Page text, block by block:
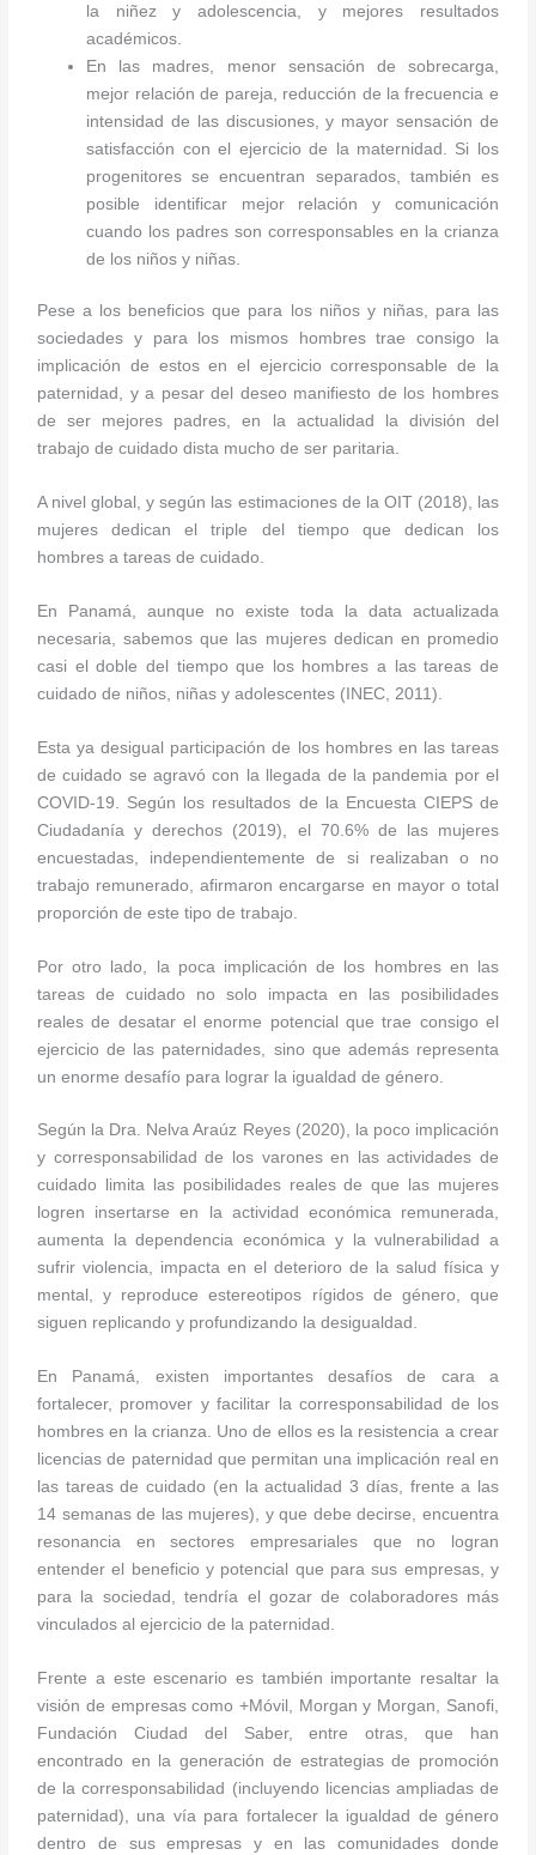
la niñez y adolescencia, y mejores resultados
académicos.
En las madres, menor sensación de sobrecarga,
mejor relación de pareja, reducción de la frecuencia e
intensidad de las discusiones, y mayor sensación de
satisfacción con el ejercicio de la maternidad. Si los
progenitores se encuentran separados, también es
posible identificar mejor relación y comunicación
cuando los padres son corresponsables en la crianza
de los niños y niñas.
Pese a los beneficios que para los niños y niñas, para las
sociedades y para los mismos hombres trae consigo la
implicación de estos en el ejercicio corresponsable de la
paternidad, y a pesar del deseo manifiesto de los hombres
de ser mejores padres, en la actualidad la división del
trabajo de cuidado dista mucho de ser paritaria.
A nivel global, y según las estimaciones de la OIT (2018), las
mujeres dedican el triple del tiempo que dedican los
hombres a tareas de cuidado.
En Panamá, aunque no existe toda la data actualizada
necesaria, sabemos que las mujeres dedican en promedio
casi el doble del tiempo que los hombres a las tareas de
cuidado de niños, niñas y adolescentes (INEC, 2011).
Esta ya desigual participación de los hombres en las tareas
de cuidado se agravó con la llegada de la pandemia por el
COVID-19. Según los resultados de la Encuesta CIEPS de
Ciudadanía y derechos (2019), el 70.6% de las mujeres
encuestadas, independientemente de si realizaban o no
trabajo remunerado, afirmaron encargarse en mayor o total
proporción de este tipo de trabajo.
Por otro lado, la poca implicación de los hombres en las
tareas de cuidado no solo impacta en las posibilidades
reales de desatar el enorme potencial que trae consigo el
ejercicio de las paternidades, sino que además representa
un enorme desafío para lograr la igualdad de género.
Según la Dra. Nelva Araúz Reyes (2020), la poco implicación
y corresponsabilidad de los varones en las actividades de
cuidado limita las posibilidades reales de que las mujeres
logren insertarse en la actividad económica remunerada,
aumenta la dependencia económica y la vulnerabilidad a
sufrir violencia, impacta en el deterioro de la salud física y
mental, y reproduce estereotipos rígidos de género, que
siguen replicando y profundizando la desigualdad.
En Panamá, existen importantes desafíos de cara a
fortalecer, promover y facilitar la corresponsabilidad de los
hombres en la crianza. Uno de ellos es la resistencia a crear
licencias de paternidad que permitan una implicación real en
las tareas de cuidado (en la actualidad 3 días, frente a las
14 semanas de las mujeres), y que debe decirse, encuentra
resonancia en sectores empresariales que no logran
entender el beneficio y potencial que para sus empresas, y
para la sociedad, tendría el gozar de colaboradores más
vinculados al ejercicio de la paternidad.
Frente a este escenario es también importante resaltar la
visión de empresas como +Móvil, Morgan y Morgan, Sanofi,
Fundación Ciudad del Saber, entre otras, que han
encontrado en la generación de estrategias de promoción
de la corresponsabilidad (incluyendo licencias ampliadas de
paternidad), una vía para fortalecer la igualdad de género
dentro de sus empresas y en las comunidades donde